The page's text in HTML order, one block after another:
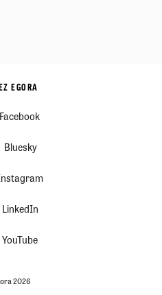
EGORA
Facebook
Bluesky
LinkedIn
YouTube
2026